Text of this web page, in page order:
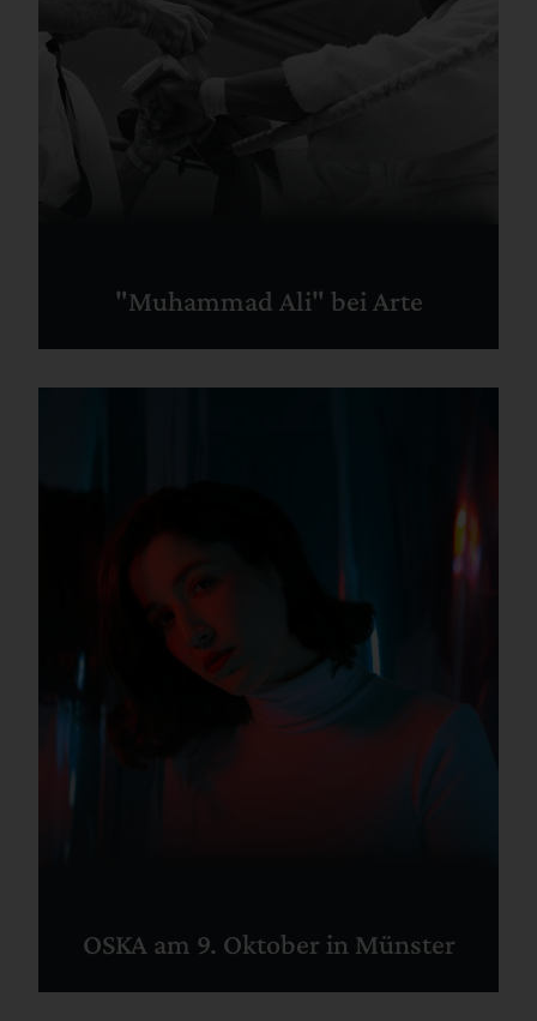
"Muhammad Ali" bei Arte
OSKA am 9. Oktober in Münster